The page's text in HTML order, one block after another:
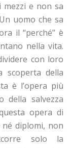
e non sa
uomo che sa
il “perché” è
nella vita.
con loro
scoperta della
è l’opera più
della salvezza
opera di
diplomi, non
solo la